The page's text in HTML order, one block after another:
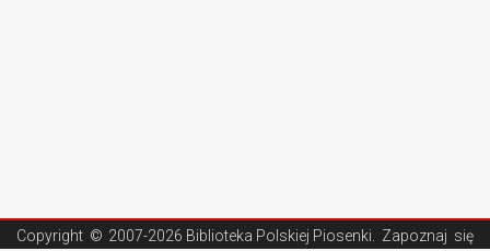
Copyright © 2007-2026 Biblioteka Polskiej Piosenki . Zapoznaj się